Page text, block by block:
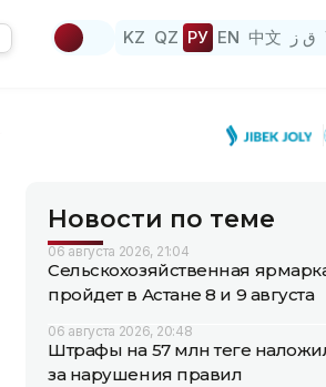
KZ QZ РУ EN 中文 ق ز
Новости по теме
06 августа 2026, 21:04
Сельскохозяйственная
пройдет в Астане 8 и 9 августа
06 августа 2026, 20:48
Штрафы на 57 млн теңге
за нарушения правил